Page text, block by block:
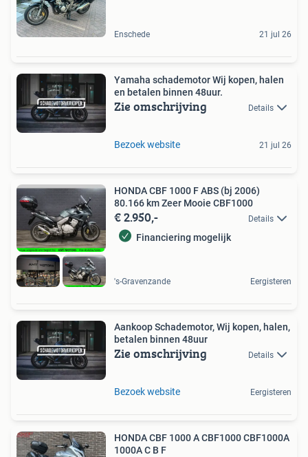
Enschede 21 jul 26
Yamaha schademotor Wij kopen, halen
en betalen binnen 48uur.
Zie omschrijving Details
Bezoek website 21 jul 26
HONDA CBF 1000 F ABS (bj 2006)
80.166 km Zeer Mooie CBF1000
€ 2.950,- Details
Financiering mogelijk
's-Gravenzande Eergisteren
Aankoop Schademotor, Wij kopen, halen,
betalen binnen 48uur
Zie omschrijving Details
Bezoek website Eergisteren
HONDA CBF 1000 A CBF1000 CBF1000A
1000A C B F